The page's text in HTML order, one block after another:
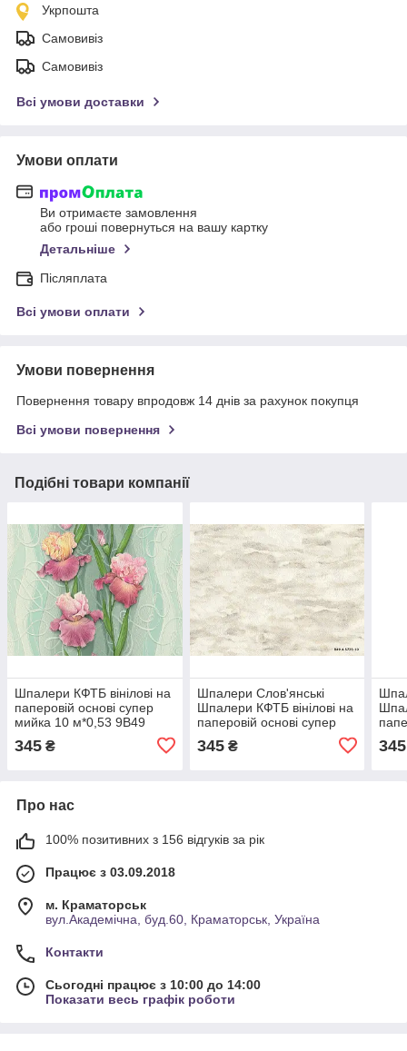
Укрпошта
Самовивіз
Самовивіз
Всі умови доставки
Умови оплати
Ви отримаєте замовлення
або гроші повернуться на вашу картку
Детальніше
Післяплата
Всі умови оплати
Умови повернення
Повернення товару впродовж 14 днів за рахунок покупця
Всі умови повернення
Подібні товари компанії
Шпалери КФТБ вінілові на
паперовій основі супер
мийка 10 м*0,53 9В49
345 ₴
Шпалери Слов'янські
Шпалери КФТБ вінілові на
паперовій основі супер
5735-10
345₴ 345
Про нас
100% позитивних з 156 відгуків за рік
Працює з 03.09.2018
м. Краматорськ
вул.Академічна, буд.60, Краматорськ, Україна
Контакти
Сьогодні працює з 10:00 до 14:00
Показати весь графік роботи